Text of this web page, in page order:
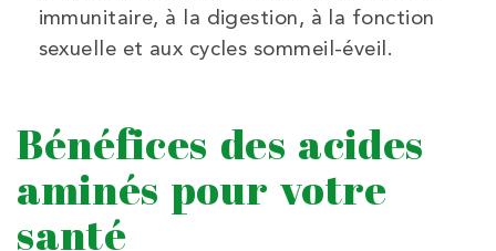
immunitaire, à la digestion, à la fonction
sexuelle et aux cycles sommeil-éveil.
Bénéfices des acides
aminés pour votre
santé